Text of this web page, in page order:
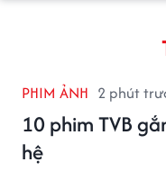
PHIM ẢNH 2 phút
10 phim TVB
hệ